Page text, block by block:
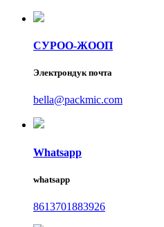
СУРОО-ЖООП
Электрондук почта
bella@packmic.com
Whatsapp
whatsapp
8613701883926